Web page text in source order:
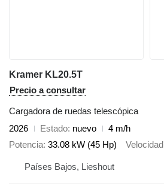
Kramer KL20.5T
Precio a consultar
Cargadora de ruedas telescópica
2026
Estado nuevo
4 m/h
Potencia 33.08 kW (45 Hp) Velocidad
Países Bajos, Lieshout